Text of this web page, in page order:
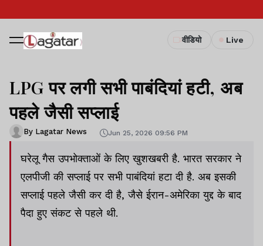
वीडियो Live
LPG पर लगी सभी पाबंदियां हटी, अब
पहले जैसी सप्लाई
By Lagatar News Jun 25, 2026 09:56 PM
घरेलू गैस उपभोक्ताओं के लिए खुशखबरी है. भारत सरकार ने
एलपीजी की सप्लाई पर सभी पाबंदियां हटा दी है. अब इसकी
सप्लाई पहले जैसी कर दी है, जैसे ईरान-अमेरिका युद्द के बाद
पैदा हुए संकट से पहले थी.